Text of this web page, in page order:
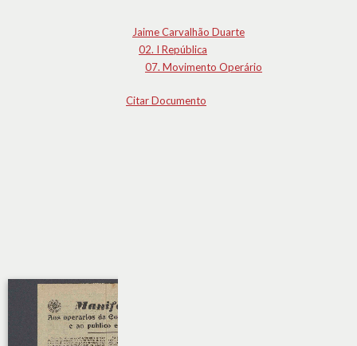
Jaime Carvalhão Duarte
02. I República
07. Movimento Operário
Citar Documento